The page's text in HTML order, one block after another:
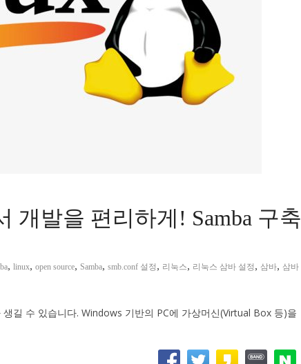
개발을 편리하게! Samba 구축
, linux, open source, Samba, smb.conf 설정 , 리눅스, 리눅스 삼바 설정 , 삼바, 삼바
길 수 있습니다. Windows 기반의 PC에 가상머신(Virtual Box 등)을